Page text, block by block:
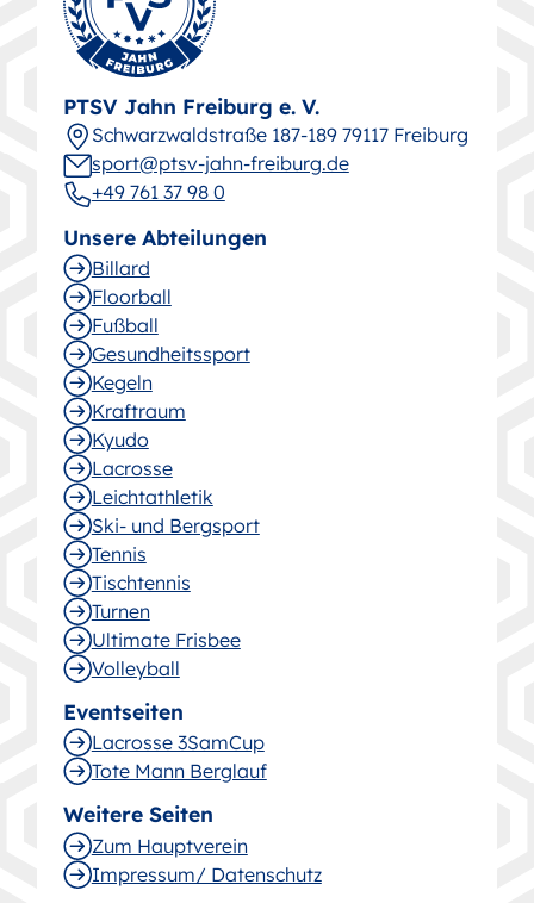
PTSV Jahn Freiburg e. V.
Schwarz­wald­straße 187-189 79117 Freiburg
sport@ptsv-jahn-freiburg.de
+49 761 37 98 0
Unsere Abteilungen
Billard
Floorball
Fußball
Gesund­heitssport
Kegeln
Kraftraum
Kyudo
Lacrosse
Leichtathletik
Ski- und Bergsport
Tennis
Tischtennis
Turnen
Ultimate Frisbee
Volleyball
Eventseiten
Lacrosse 3SamCup
Tote Mann Berglauf
Weitere Seiten
Zum Hauptverein
Impressum/ Datenschutz